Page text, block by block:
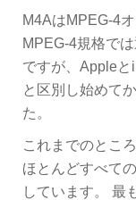
M4AはMPEG-4
MPEG-4規格で
ですが、Apple
と区別し始めて
た。
これまでのとこ
ほとんどすべて
しています。 最